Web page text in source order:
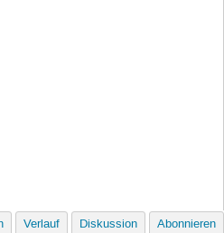
Verlauf Diskussion Abonnieren